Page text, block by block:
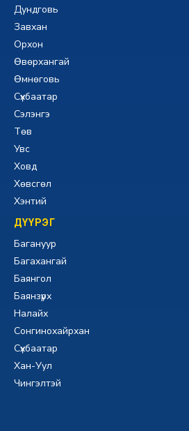
Дундговь
Завхан
Орхон
Өвөрхангай
Өмнөговь
Сүхбаатар
Сэлэнгэ
Төв
Увс
Ховд
Хөвсгөл
Хэнтий
ДҮҮРЭГ
Багануур
Багахангай
Баянгол
Баянзүрх
Налайх
Сонгинохайрхан
Сүхбаатар
Хан-Уул
Чингэлтэй